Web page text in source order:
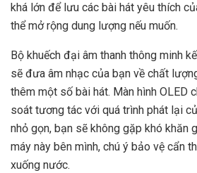
khá lớn để lưu các bài hát yêu thích
thể mở rộng dung lượng nếu muốn.
Bộ khuếch đại âm thanh thông minh
sẽ đưa âm nhạc của bạn về chất
thêm một số bài hát. Màn hình OLED
soát tương tác với quá trình phát lại
nhỏ gọn, bạn sẽ không gặp khó khăn
máy này bên mình, chú ý bảo vệ cẩn
xuống nước.